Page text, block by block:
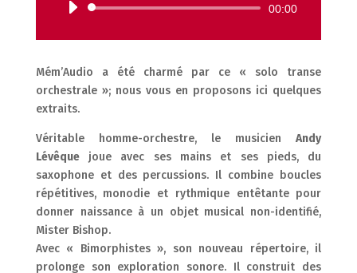
Lecteur
00:00
Mém’Audio a été charmé par ce « solo transe
orchestrale »; nous vous en proposons ici quelques
extraits.
Véritable homme-orchestre, le musicienAndy
Lévêquejoue avec ses mains et ses pieds, du
saxophone et des percussions. Il combine boucles
répétitives, monodie et rythmique entêtante pour
donner naissance à un objet musical non-identifié,
Mister Bishop.
Avec « Bimorphistes », son nouveau répertoire, il
prolonge son exploration sonore. Il construit des